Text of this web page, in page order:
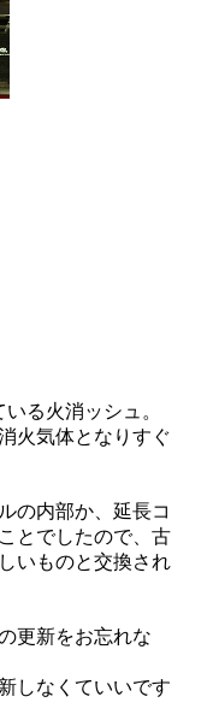
る火消ッシュ。
火気体となりすぐ
の内部か、延長コ
とでしたので、古
いものと交換され
更新をお忘れな
しなくていいです